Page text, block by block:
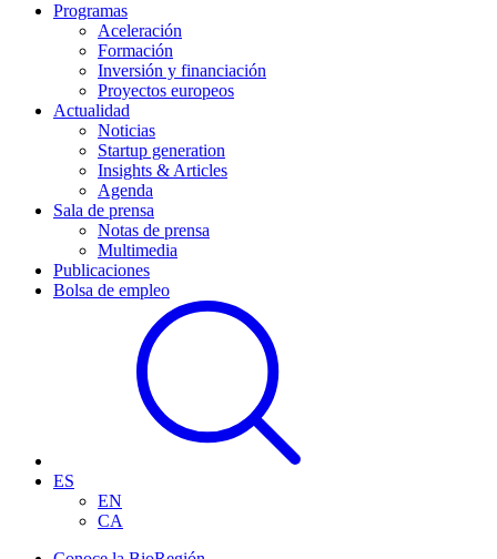
Programas
Aceleración
Formación
Inversión y financiación
Proyectos europeos
Actualidad
Noticias
Startup generation
Insights & Articles
Agenda
Sala de prensa
Notas de prensa
Multimedia
Publicaciones
Bolsa de empleo
ES
EN
CA